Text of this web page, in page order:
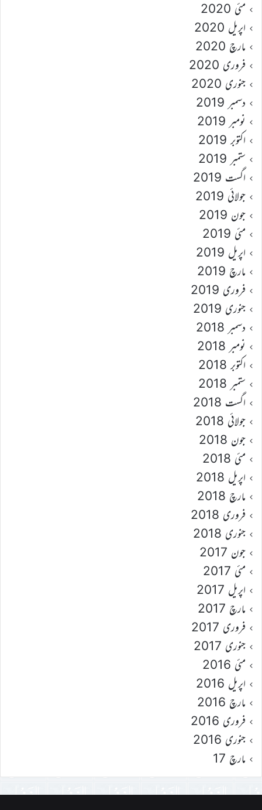
مئی 2020
اپریل 2020
مارچ 2020
فروری 2020
جنوری 2020
دسمبر 2019
نومبر 2019
اکتوبر 2019
ستمبر 2019
اگست 2019
جولائی 2019
جون 2019
مئی 2019
اپریل 2019
مارچ 2019
فروری 2019
جنوری 2019
دسمبر 2018
نومبر 2018
اکتوبر 2018
ستمبر 2018
اگست 2018
جولائی 2018
جون 2018
مئی 2018
اپریل 2018
مارچ 2018
فروری 2018
جنوری 2018
جون 2017
مئی 2017
اپریل 2017
مارچ 2017
فروری 2017
جنوری 2017
مئی 2016
اپریل 2016
مارچ 2016
فروری 2016
جنوری 2016
مارچ 17